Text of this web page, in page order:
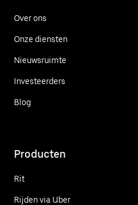
Over ons
Onze diensten
Nieuwsruimte
Investeerders
Blog
Producten
Rit
Rijden via Uber